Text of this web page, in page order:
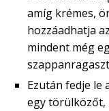
amíg krémes,
hozzáadhatja
mindent még
Ezután fedje le
egy törülközőt,